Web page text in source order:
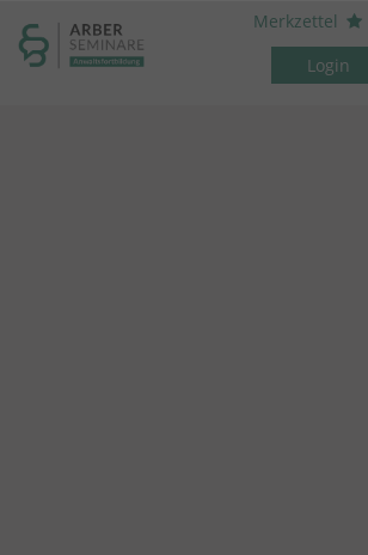
Merkzettel
Login